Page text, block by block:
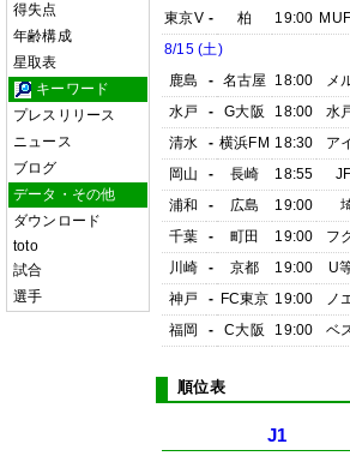
得失点
年齢構成
星取表
キーワード
プレスリリース
ニュース
ブログ
データ・その他
ダウンロード
toto
試合
選手
東京V - 柏 19:00
8/15 (土)
鹿島
- 名古屋 18:00
メ
水戸
- G大阪 18:00
水
清水
- 横浜FM 18:30
ア
岡山
- 長崎 18:55
浦和
- 広島 19:00
千葉
- 町田 19:00
フ
川崎
- 京都 19:00
U
神戸
- FC東京 19:00
ノ
福岡
- C大阪 19:00 ベ
順位表
J1